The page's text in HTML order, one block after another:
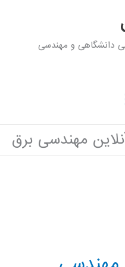
دانشگاهی و مهندسی
مهندسی برق